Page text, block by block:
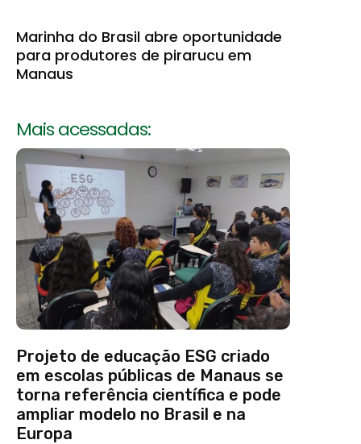
Marinha do Brasil abre oportunidade
para produtores de pirarucu em
Manaus
Mais acessadas:
Projeto de educação ESG criado
em escolas públicas de Manaus se
torna referência científica e pode
ampliar modelo no Brasil e na
Europa